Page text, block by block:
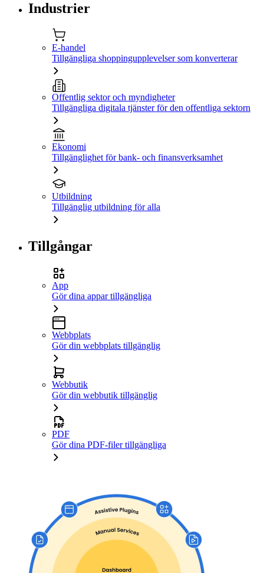
Industrier
E-handel
Tillgängliga shoppingupplevelser som konverterar
Offentlig sektor och myndigheter
Tillgängliga digitala tjänster för den offentliga sektorn
Ekonomi
Tillgänglighet för bank- och finansverksamhet
Utbildning
Tillgänglig utbildning för alla
Tillgångar
App
Gör dina appar tillgängliga
Webbplats
Gör din webbplats tillgänglig
Webbutik
Gör din webbutik tillgänglig
PDF
Gör dina PDF-filer tillgängliga